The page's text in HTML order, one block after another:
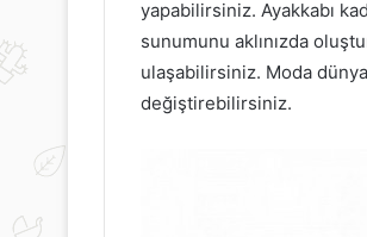
yapabilirsiniz. Ayakkabı
sunumunu aklınızda
ulaşabilirsiniz. Moda
değiştirebilirsiniz.